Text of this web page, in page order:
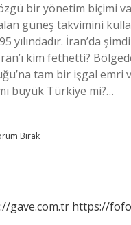
bir yönetim biçimi
güneş takvimini
yılındadır. İran’da
kim fethetti?
tam bir işgal
büyük Türkiye mi?…
Bırak
gave.com.tr https://